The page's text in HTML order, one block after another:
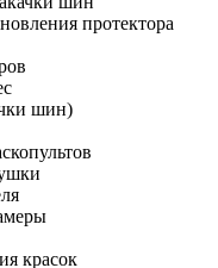
протектора
шин)
красок